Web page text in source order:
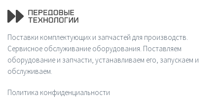
Поставки комплектующих и запчастей для производств.
Сервисное обслуживание оборудования. Поставляем
оборудование и запчасти, устанавливаем его, запускаем и
обслуживаем.
Политика конфиденциальности